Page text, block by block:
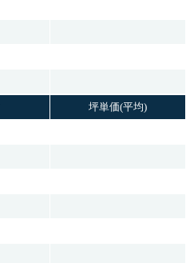
坪単価(平均)